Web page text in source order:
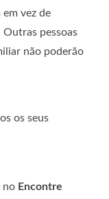
vez de
pessoas
não poderão
os seus
no Encontre